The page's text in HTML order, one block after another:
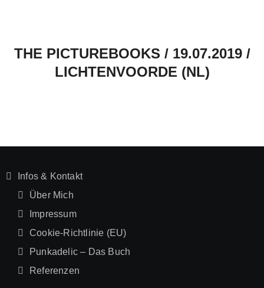
THE PICTUREBOOKS / 19.07.2019 /
LICHTENVOORDE (NL)
Infos & Kontakt
Über Mich
Impressum
Cookie-Richtlinie (EU)
Punkadelic – Das Buch
Referenzen